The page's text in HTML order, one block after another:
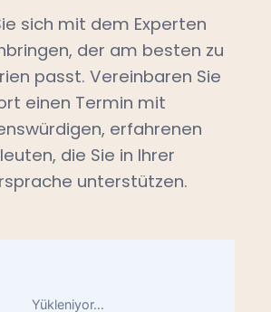
sich mit dem Experten
der am besten zu
passt. Vereinbaren Sie
einen Termin mit
erfahrenen
die Sie in Ihrer
unterstützen.